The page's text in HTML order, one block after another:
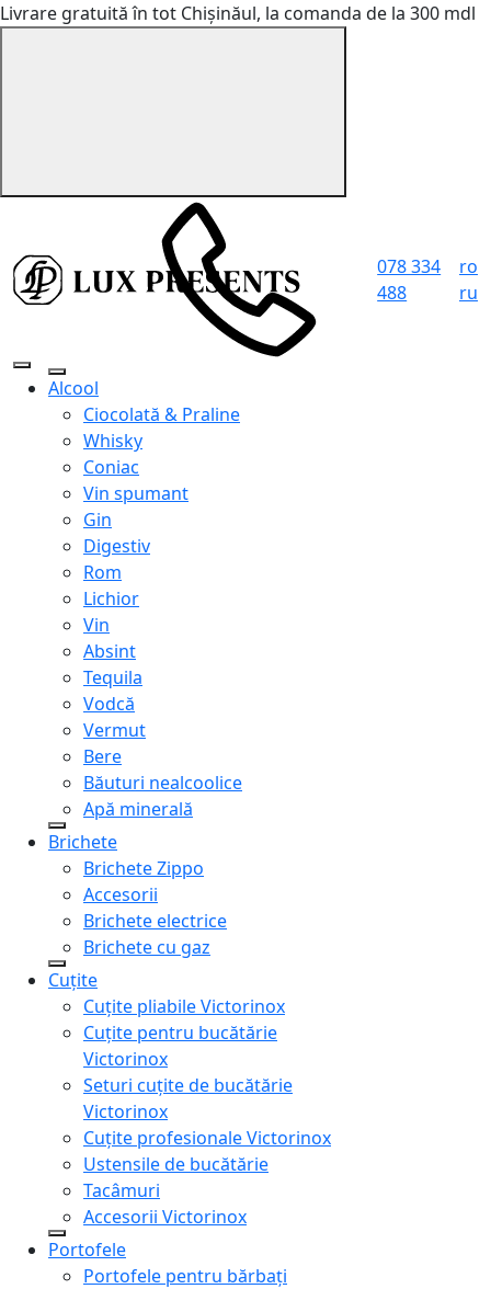
Livrare gratuită în tot Chișinăul, la comanda de la 300 mdl
078 334
488
ro
ru
Alcool
Ciocolată & Praline
Whisky
Coniac
Vin spumant
Gin
Digestiv
Rom
Lichior
Vin
Absint
Tequila
Vodcă
Vermut
Bere
Băuturi nealcoolice
Apă minerală
Brichete
Brichete Zippo
Accesorii
Brichete electrice
Brichete cu gaz
Cuțite
Cuțite pliabile Victorinox
Cuțite pentru bucătărie
Victorinox
Seturi cuțite de bucătărie
Victorinox
Cuțite profesionale Victorinox
Ustensile de bucătărie
Tacâmuri
Accesorii Victorinox
Portofele
Portofele pentru bărbați